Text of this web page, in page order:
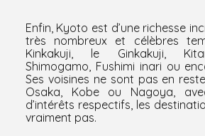
Enfin, Kyoto est d’une richesse
très nombreux et célèbres
Kinkakuji , le Ginkakuji ,
Shimogamo, Fushimi inari ou
Ses voisines ne sont pas en
Osaka, Kobe ou Nagoya,
d’intérêts respectifs, les
vraiment pas.